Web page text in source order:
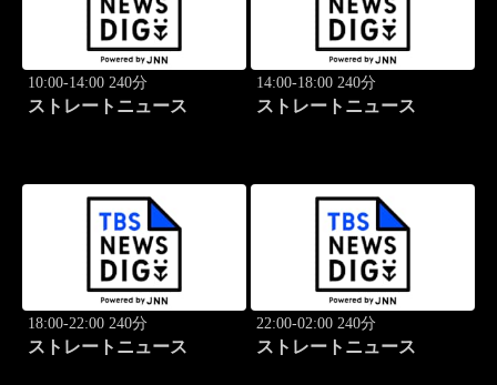
10:00-14:00 240分
ストレートニュース
14:00-18:00 240分
ストレートニュース
18:00-22:00 240分
ストレートニュース
22:00-02:00 240分
ストレートニュース